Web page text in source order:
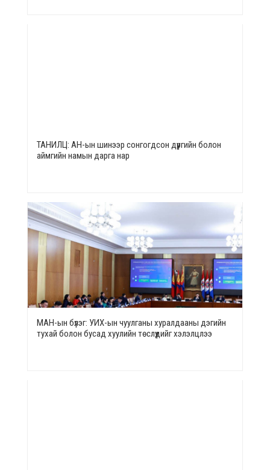
ТАНИЛЦ: АН-ын шинээр сонгогдсон дүүргийн болон
аймгийн намын дарга нар
МАН-ын бүлэг: УИХ-ын чуулганы хуралдааны дэгийн
тухай болон бусад хуулийн төслүүдийг хэлэлцлээ